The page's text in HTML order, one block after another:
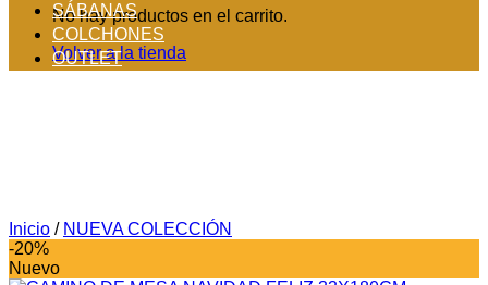
No hay productos en el carrito.
Volver a la tienda
SÁBANAS
COLCHONES
OUTLET
Inicio / NUEVA COLECCIÓN
-20%
Nuevo